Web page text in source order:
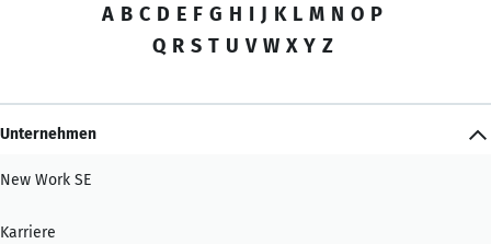
A B C D E F G H I J K L M N O P
Q R S T U V W X Y Z
Unternehmen
New Work SE
Karriere